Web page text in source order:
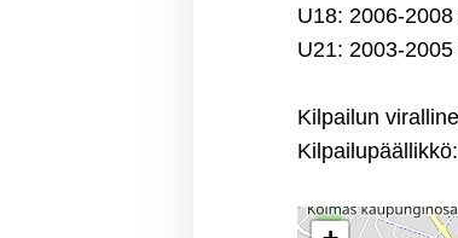
U18: 2006-
U21: 2003-
Kilpailun